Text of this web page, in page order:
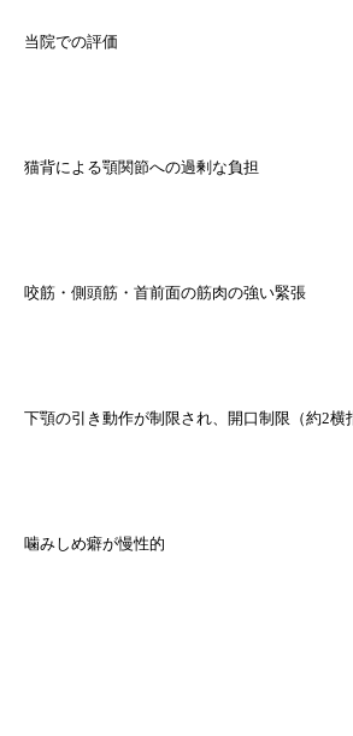
当院での評価
猫背による顎関節への過剰な負担
咬筋・側頭筋・首前面の筋肉の強い緊張
下顎の引き動作が制限され、開口制限（約2横
噛みしめ癖が慢性的